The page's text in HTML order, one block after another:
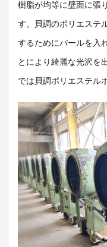
樹脂が均等に壁面に張
す。貝調のポリエステ
するためにパールを入
とにより綺麗な光沢を
では貝調ポリエステル